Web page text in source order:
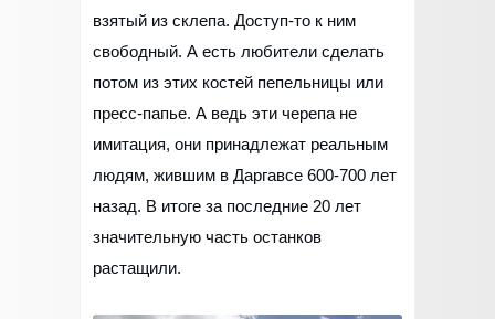
взятый из склепа. Доступ-то к ним
свободный. А есть любители сделать
потом из этих костей пепельницы или
пресс-папье. А ведь эти черепа не
имитация, они принадлежат реальным
людям, жившим в Даргавсе 600-700 лет
назад. В итоге за последние 20 лет
значительную часть останков
растащили.